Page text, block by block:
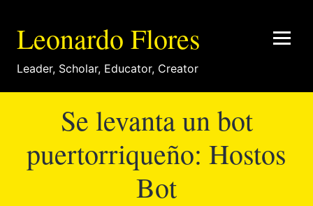
Leonardo Flores
Leader, Scholar, Educator, Creator
Se levanta un bot
puertorriqueño: Hostos
Bot